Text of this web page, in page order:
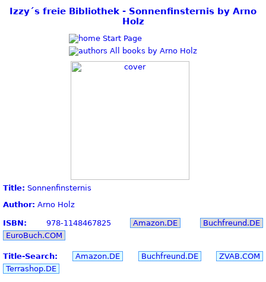
Izzy´s freie Bibliothek - Sonnenfinsternis by Arno
Holz
Start Page
All books by Arno Holz
Title: Sonnenfinsternis
Author: Arno Holz
ISBN: 978-1148467825 Amazon.DE
Buchfreund.DE
EuroBuch.COM
Title-Search: Amazon.DE Buchfreund.DE
ZVAB.COM
Terrashop.DE